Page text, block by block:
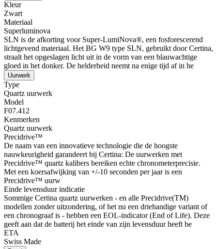
Kleur
Zwart
Materiaal
Superluminova
SLN is de afkorting voor Super-LumiNova®, een fosforescerend
lichtgevend materiaal. Het BG W9 type SLN, gebruikt door Certina,
straalt het opgeslagen licht uit in de vorm van een blauwachtige
gloed in het donker. De helderheid neemt na enige tijd af in he
Uurwerk
Type
Quartz uurwerk
Model
F07.412
Kenmerken
Quartz uurwerk
Precidrive™
De naam van een innovatieve technologie die de hoogste
nauwkeurigheid garandeert bij Certina: De uurwerken met
Precidrive™ quartz kalibers bereiken echte chronometerprecisie.
Met een koersafwijking van +/-10 seconden per jaar is een
Precidrive™ uurw
Einde levensduur indicatie
Sommige Certina quartz uurwerken - en alle Precidrive(TM)
modellen zonder uitzondering, of het nu een driehandige variant of
een chronograaf is - hebben een EOL-indicator (End of Life). Deze
geeft aan dat de batterij het einde van zijn levensduur heeft be
ETA
Swiss Made